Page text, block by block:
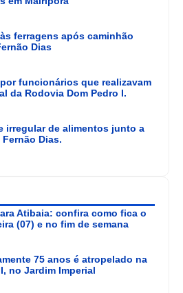
ferragens após caminhão
Dias
funcionários que realizavam
da Rodovia Dom Pedro I.
irregular de alimentos junto a
Dias.
Atibaia: confira como fica o
(07) e no fim de semana
75 anos é atropelado na
no Jardim Imperial